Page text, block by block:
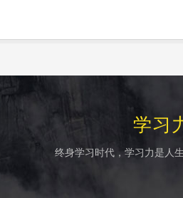
学习
终身学习时代，学习力是